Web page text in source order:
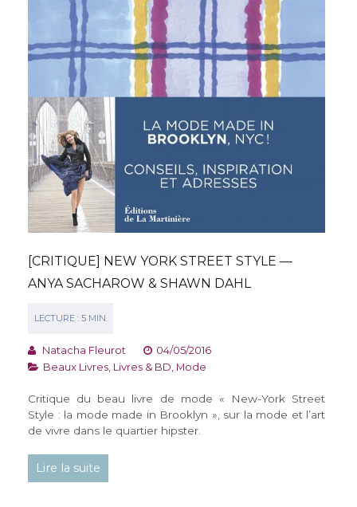
[CRITIQUE] NEW YORK STREET STYLE —
ANYA SACHAROW & SHAWN DAHL
Natacha Fleurot
04/05/2016
Beaux Livres Livres & BD Mode
Critique du beau livre de mode « New-York Street
Style : la mode made in Brooklyn », sur la mode et l’art
de vivre dans le quartier hipster.
Lire la suite